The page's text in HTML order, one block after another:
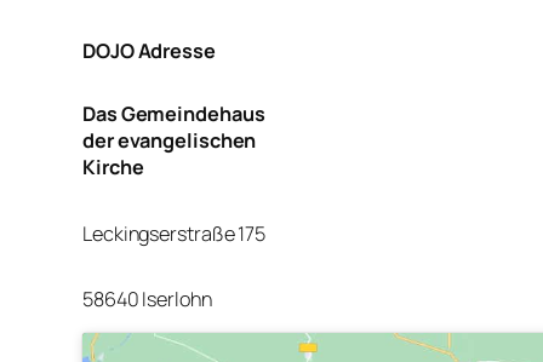
DOJO Adresse
Das Gemeindehaus
der evangelischen
Kirche
Leckingserstraße 175
58640 Iserlohn